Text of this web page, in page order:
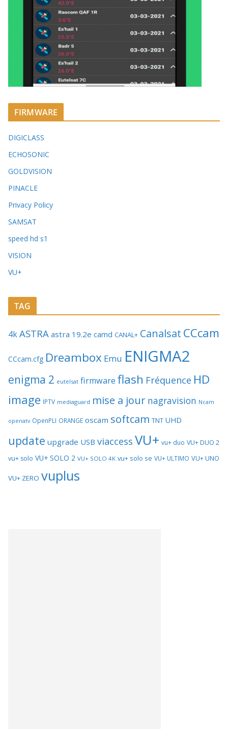
FIRMWARE
DIGICLASS
ECHOSONIC
GOLDVISION
PINACLE
Privacy Policy
SAMSAT
speed hd s1
VISION
VU+
TAG
4kASTRA astra 19.2e camd CANAL+ Canalsat CCcam
CCcam.cfg Dreambox Emu ENIGMA2
enigma 2 eutelsat firmware flash Fréquence HD
image IPTV mediaguard mise a jour nagravision Ncam
openatv OpenPLI ORANGE oscam softcam TNT UHD
update upgrade USB viaccess VU+ vu+ duo VU+ DUO 2
vu+ solo VU+ SOLO 2 VU+ SOLO 4K vu+ solo se VU+ ULTIMO VU+ UNO
VU+ ZERO vuplus